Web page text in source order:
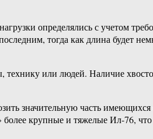
определялись с учетом
тогда как длина будет
технику или людей. Наличие
значительную часть
крупные и тяжелые Ил-76,